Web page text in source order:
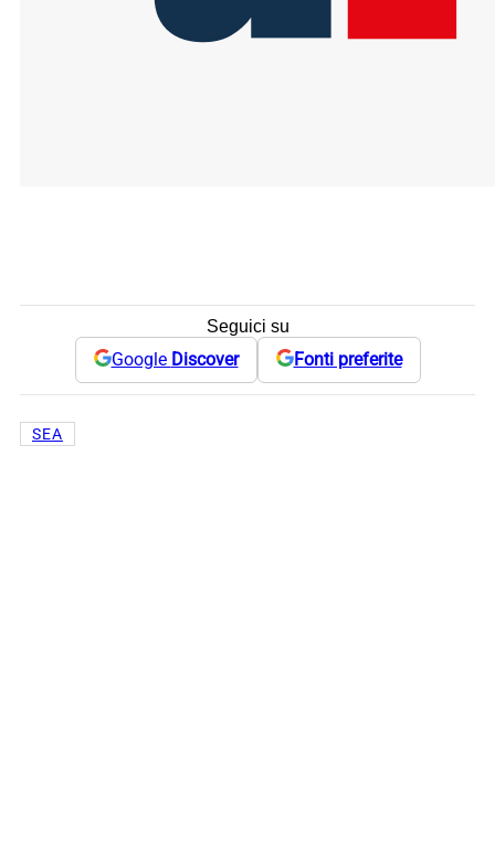
Seguici su
Google Discover Fonti preferite
SEA